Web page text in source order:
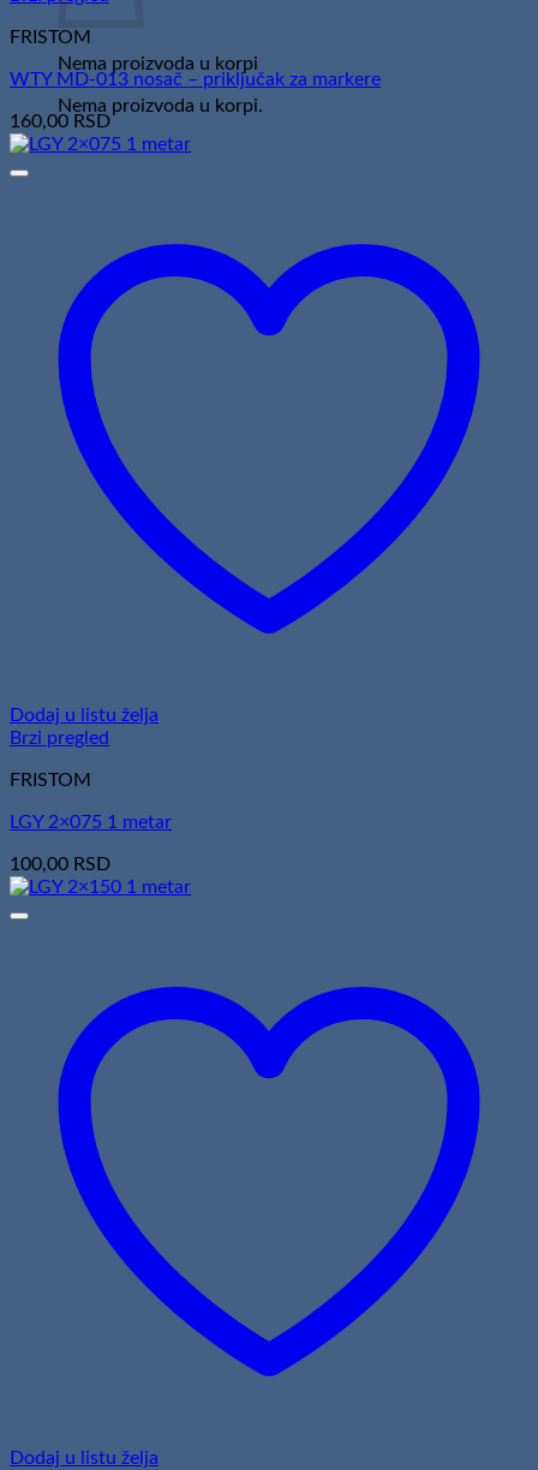
Nema proizvoda u korpi
Nema proizvoda u korpi.
FRISTOM
WTY MD-013 nosač – priključak za markere
160,00 RSD
Dodaj u listu želja
Brzi pregled
FRISTOM
LGY 2×075 1 metar
100,00 RSD
Dodaj u listu želja